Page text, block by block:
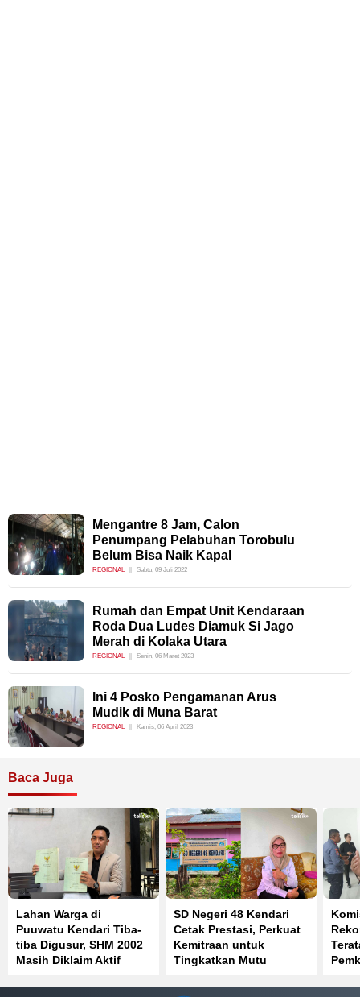
Mengantre 8 Jam, Calon
Penumpang Pelabuhan Torobulu
Belum Bisa Naik Kapal
REGIONAL Sabtu, 09 Juli 2022
Rumah dan Empat Unit Kendaraan
Roda Dua Ludes Diamuk Si Jago
Merah di Kolaka Utara
REGIONAL Senin, 06 Maret 2023
Ini 4 Posko Pengamanan Arus
Mudik di Muna Barat
REGIONAL Kamis, 06 April 2023
Baca Juga
Lahan Warga di
Puuwatu Kendari Tiba-
tiba Digusur, SHM 2002
Masih Diklaim Aktif
SD Negeri 48 Kendari
Cetak Prestasi, Perkuat
Kemitraan untuk
Tingkatkan Mutu